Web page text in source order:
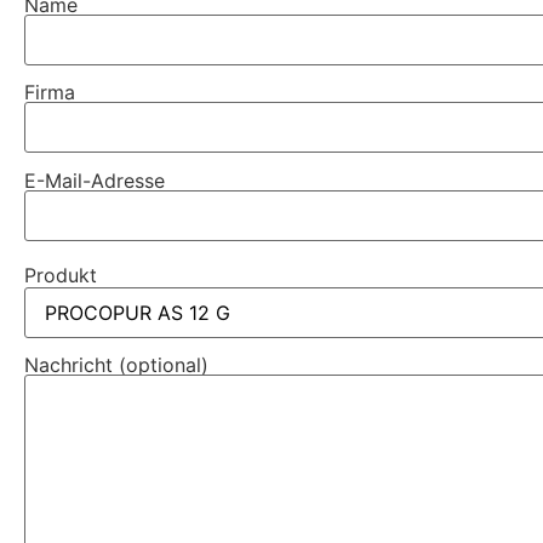
Firma
E-Mail-Adresse
Produkt
Nachricht (optional)